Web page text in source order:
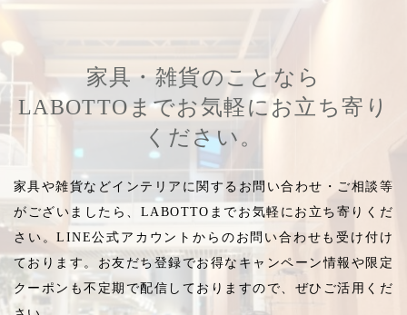
家具・雑貨のことなら
LABOTTOまでお気軽にお立ち寄り
ください。
家具や雑貨などインテリアに関するお問い合わせ・ご相談等
がございましたら、LABOTTOまでお気軽にお立ち寄りくだ
さい。LINE公式アカウントからのお問い合わせも受け付け
ております。お友だち登録でお得なキャンペーン情報や限定
クーポンも不定期で配信しておりますので、ぜひご活用くだ